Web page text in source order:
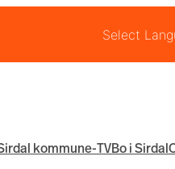
kommune-TVBo i Sirdal